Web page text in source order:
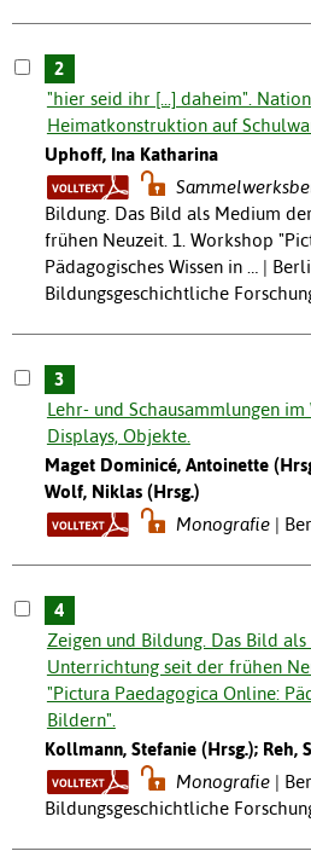
2
"hier seid ihr [...] daheim".
Heimatkonstruktion auf
Uphoff, Ina Katharina
Bildung. Das Bild als Medium
frühen Neuzeit. 1. Workshop
Pädagogisches Wissen in … |
Bildungsgeschichtliche
3
Lehr- und Schausammlungen im
Displays, Objekte.
Maget Dominicé, Antoinette
Wolf, Niklas (Hrsg.)
Monografie
4
Zeigen und Bildung. Das Bild
Unterrichtung seit der frühen
"Pictura Paedagogica Online:
Bildern".
Kollmann, Stefanie (Hrsg.); Reh,
Monografie
Bildungsgeschichtliche